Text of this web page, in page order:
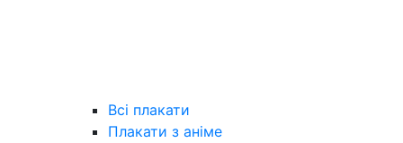
Всі плакати
Плакати з аніме